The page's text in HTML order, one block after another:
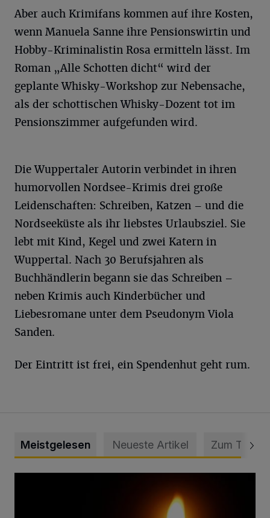
Aber auch Krimifans kommen auf ihre Kosten,
wenn Manuela Sanne ihre Pensionswirtin und
Hobby-Kriminalistin Rosa ermitteln lässt. Im
Roman „Alle Schotten dicht“ wird der
geplante Whisky-Workshop zur Nebensache,
als der schottischen Whisky-Dozent tot im
Pensionszimmer aufgefunden wird.
Die Wuppertaler Autorin verbindet in ihren
humorvollen Nordsee-Krimis drei große
Leidenschaften: Schreiben, Katzen – und die
Nordseeküste als ihr liebstes Urlaubsziel. Sie
lebt mit Kind, Kegel und zwei Katern in
Wuppertal. Nach 30 Berufsjahren als
Buchhändlerin begann sie das Schreiben –
neben Krimis auch Kinderbücher und
Liebesromane unter dem Pseudonym Viola
Sanden.
Der Eintritt ist frei, ein Spendenhut geht rum.
Meistgelesen Neueste Artikel Zum Thema